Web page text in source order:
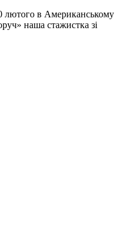
лютого в Американському
наша стажистка зі